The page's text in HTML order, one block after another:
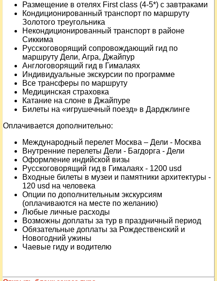
Размещение в отелях First class (4-5*) с завтраками
Кондиционированный транспорт по маршруту
Золотого треугольника
Некондиционированный транспорт в районе
Сиккима
Русскоговорящий сопровождающий гид по
маршруту Дели, Агра, Джайпур
Англоговорящий гид в Гималаях
Индивидуальные экскурсии по программе
Все трансферы по маршруту
Медицинская страховка
Катание на слоне в Джайпуре
Билеты на «игрушечный поезд» в Дарджлинге
Оплачивается дополнительно:
Международный перелет Москва – Дели - Москва
Внутренние перелеты Дели - Багдорга - Дели
Оформление индийской визы
Русскоговорящий гид в Гималаях - 1200 usd
Входные билеты в музеи и памятники архитектуры -
120 usd на человека
Опции по дополнительным экскурсиям
(оплачиваются на месте по желанию)
Любые личные расходы
Возможны доплаты за тур в праздничный период
Обязательные доплаты за Рождественский и
Новогодний ужины
Чаевые гиду и водителю